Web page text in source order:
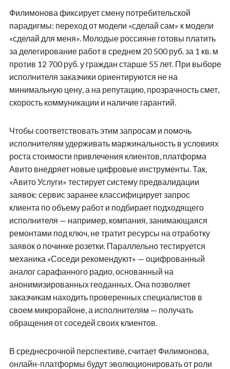
Филимонова фиксирует смену потребительской
парадигмы: переход от модели «сделай сам» к модели
«сделай для меня». Молодые россияне готовы платить
за делегирование работ в среднем 20 500 руб. за 1 кв. м
против 12 700 руб. у граждан старше 55 лет. При выборе
исполнителя заказчики ориентируются не на
минимальную цену, а на репутацию, прозрачность смет,
скорость коммуникации и наличие гарантий.
Чтобы соответствовать этим запросам и помочь
исполнителям удерживать маржинальность в условиях
роста стоимости привлечения клиентов, платформа
Авито внедряет новые цифровые инструменты. Так,
«Авито Услуги» тестирует систему предвалидации
заявок: сервис заранее классифицирует запрос
клиента по объему работ и подбирает подходящего
исполнителя — например, компания, занимающаяся
ремонтами под ключ, не тратит ресурсы на отработку
заявок о починке розетки. Параллельно тестируется
механика «Соседи рекомендуют» — оцифрованный
аналог сарафанного радио, основанный на
анонимизированных геоданных. Она позволяет
заказчикам находить проверенных специалистов в
своем микрорайоне, а исполнителям — получать
обращения от соседей своих клиентов.
В среднесрочной перспективе, считает Филимонова,
онлайн-платформы будут эволюционировать от роли